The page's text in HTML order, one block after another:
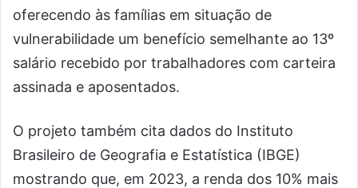
oferecendo às famílias em situação de
vulnerabilidade um benefício semelhante ao 13º
salário recebido por trabalhadores com carteira
assinada e aposentados.
O projeto também cita dados do Instituto
Brasileiro de Geografia e Estatística (IBGE)
mostrando que, em 2023, a renda dos 10% mais